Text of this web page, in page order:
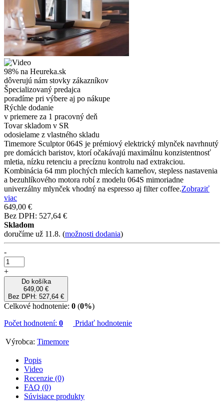
98% na Heureka.sk
dôverujú nám stovky zákazníkov
Špecializovaný predajca
poradíme pri výbere aj po nákupe
Rýchle dodanie
v priemere za 1 pracovný deň
Tovar skladom v SR
odosielame z vlastného skladu
Timemore Sculptor 064S je prémiový elektrický mlynček navrhnutý
pre domácich baristov, ktorí očakávajú maximálnu konzistentnosť
mletia, nízku retenciu a precíznu kontrolu nad extrakciou.
Kombinácia 64 mm plochých mlecích kameňov, stepless nastavenia
a bezuhlíkového motora robí z modelu 064S mimoriadne
univerzálny mlynček vhodný na espresso aj filter coffee.Zobraziť
viac
649,00 €
Bez DPH: 527,64 €
Skladom
doručíme už 11.8. (možnosti dodania)
-
+
Do košíka
649,00 €
Bez DPH: 527,64 €
Celkové hodnotenie: 0 (0%)
Počet hodnotení: 0 Pridať hodnotenie
Výrobca: Timemore
Popis
Video
Recenzie (0)
FAQ (0)
Súvisiace produkty